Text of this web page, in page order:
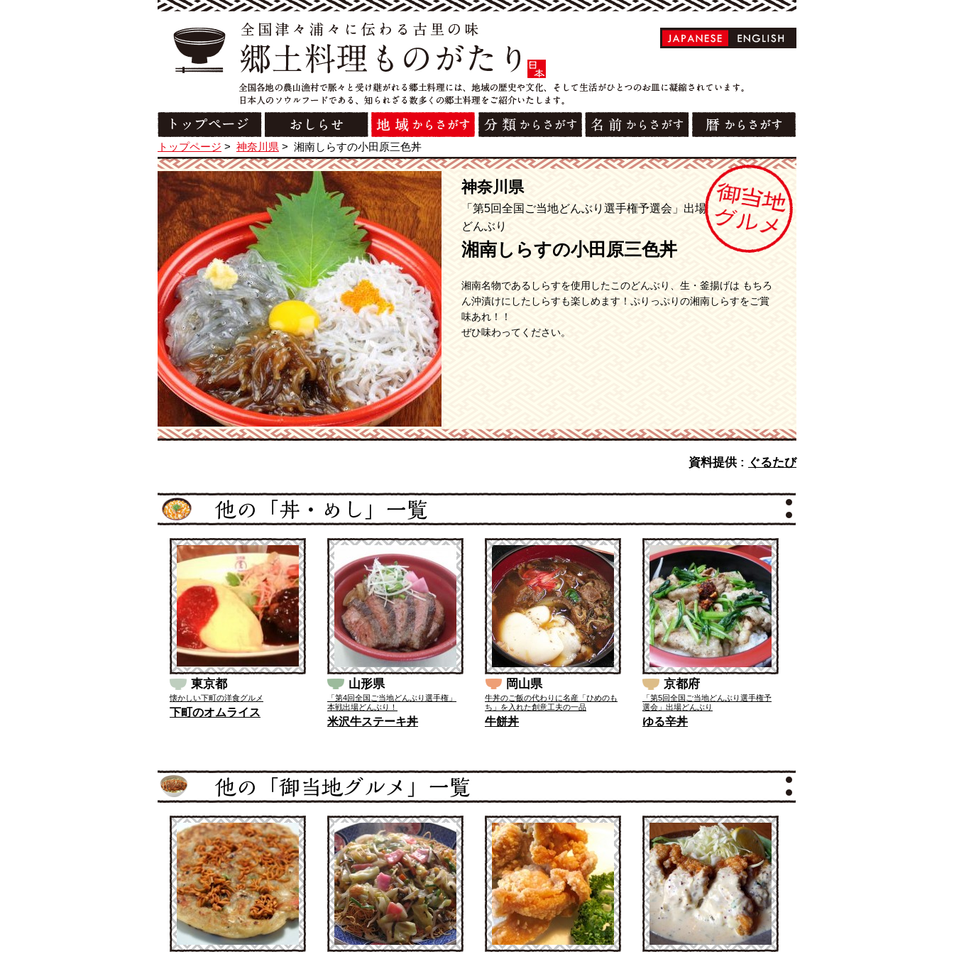
トップページ > 神奈川県 > 湘南しらすの小田原三色丼
神奈川県
「第5回全国ご当地どんぶり選手権予選会」出場
どんぶり
湘南しらすの小田原三色丼
湘南名物であるしらすを使用したこのどんぶり、生・釜揚げは もちろ
ん沖漬けにしたしらすも楽しめます！ぷりっぷりの湘南しらすをご賞
味あれ！！
ぜひ味わってください。
資料提供 : ぐるたび
東京都
懐かしい下町の洋食グルメ
下町のオムライス
山形県
「第4回全国ご当地どんぶり選手権」
本戦出場どんぶり！
米沢牛ステーキ丼
岡山県
牛丼のご飯の代わりに名産「ひめのも
ち」を入れた創意工夫の一品
牛餅丼
京都府
「第5回全国ご当地どんぶり選手権予
選会」出場どんぶり
ゆる辛丼